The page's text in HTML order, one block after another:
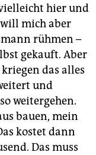
hier und
mich aber
rühmen –
gekauft. Aber
das alles
und
weitergehen.
bauen, mein
kostet dann
Das muss